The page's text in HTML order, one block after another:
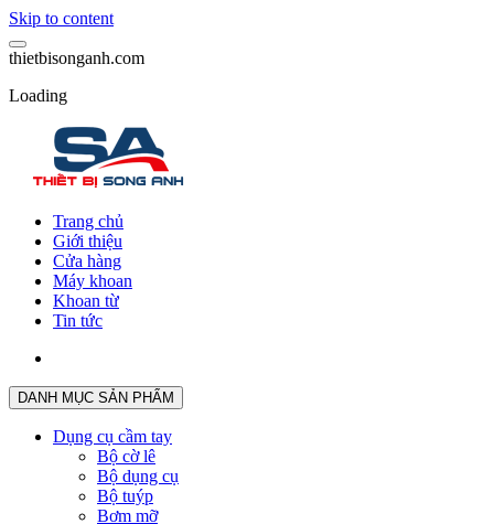
Skip to content
thietbisonganh.com
Loading
Trang chủ
Giới thiệu
Cửa hàng
Máy khoan
Khoan từ
Tin tức
DANH MỤC SẢN PHẨM
Dụng cụ cầm tay
Bộ cờ lê
Bộ dụng cụ
Bộ tuýp
Bơm mỡ